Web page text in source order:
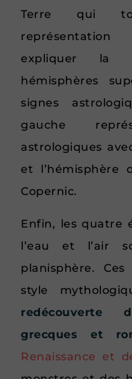
Terre qui
expliquer la
hémisphères
signes
gauche
astrologiques
et l’hémisphère
Copernic.
Enfin, les quatre
l’eau et l’air
planisphère.
style
redécouverte
grecques et
Renaissance et